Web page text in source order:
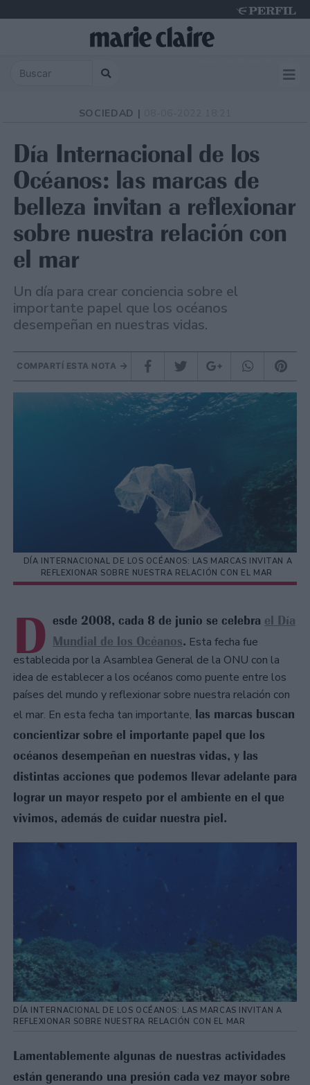
SOCIEDAD |
Día Internacional de los
Océanos: las marcas de
belleza invitan a reflexionar
sobre nuestra relación con
el mar
Un día para crear conciencia sobre el
importante papel que los océanos
desempeñan en nuestras vidas.
COMPARTÍ ESTA NOTA
DÍA INTERNACIONAL DE LOS OCÉANOS: LAS MARCAS INVITAN A
REFLEXIONAR SOBRE NUESTRA RELACIÓN CON EL MAR
D esde 2008, cada 8 de junio se celebra el Día
Mundial de los Océanos. Esta fecha fue
establecida por la Asamblea General de la ONU con la
idea de establecer a los océanos como puente entre los
países del mundo y reflexionar sobre nuestra relación con
el mar. En esta fecha tan importante, las marcas buscan
concientizar sobre el importante papel que los
océanos desempeñan en nuestras vidas, y las
distintas acciones que podemos llevar adelante para
lograr un mayor respeto por el ambiente en el que
vivimos, además de cuidar nuestra piel.
DÍA INTERNACIONAL DE LOS OCÉANOS: LAS MARCAS INVITAN A
REFLEXIONAR SOBRE NUESTRA RELACIÓN CON EL MAR
Lamentablemente algunas de nuestras actividades
están generando una presión cada vez mayor sobre